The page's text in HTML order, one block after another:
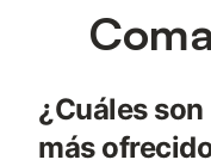
¿Cuáles
más